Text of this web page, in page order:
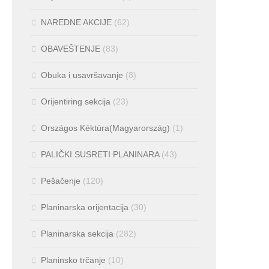
NAREDNE AKCIJE (62)
OBAVEŠTENJE (83)
Obuka i usavršavanje (8)
Orijentiring sekcija (23)
Országos Kéktúra(Magyarország) (1)
PALIČKI SUSRETI PLANINARA(43)
Pešačenje (120)
Planinarska orijentacija (30)
Planinarska sekcija (282)
Planinsko trčanje (10)